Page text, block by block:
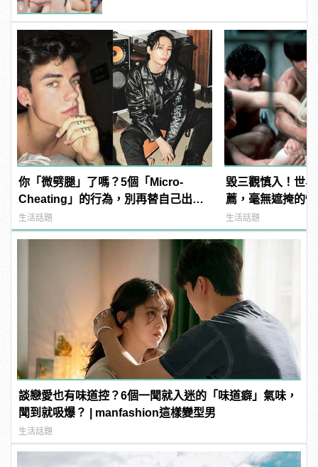
你「微劈腿」了嗎？5個「Micro-
Cheating」的行為，別再替自己出軌
找藉口
生活話題
毀三觀慎入！世
薦，毫無遮掩的
噁心到極致！ |
男
生活話題
談戀愛也有味道控？6個一聞就入迷的「味道癖」氣味，
聞到就吸爆？ | manfashion這樣變型男
生活話題